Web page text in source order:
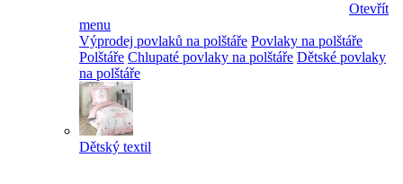
Otevřít
menu
Výprodej povlaků na polštáře Povlaky na polštáře
Polštáře Chlupaté povlaky na polštáře Dětské povlaky
na polštáře
Dětský textil